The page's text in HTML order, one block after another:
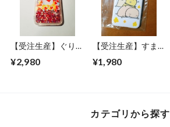
【受注生産】ぐりっ
¥2,980
【受注生産】すまほ
¥1,980
カテゴリから探す